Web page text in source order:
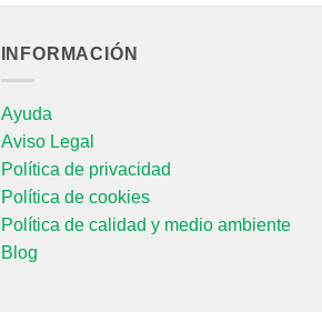
INFORMACIÓN
Ayuda
Aviso Legal
Política de privacidad
Política de cookies
Política de calidad y medio ambiente
Blog